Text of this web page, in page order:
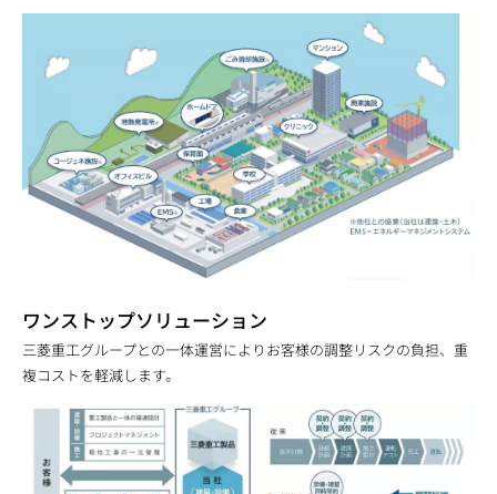
ワンストップソリューション
三菱重工グループとの一体運営によりお客様の調整リスクの負担、重
複コストを軽減します。